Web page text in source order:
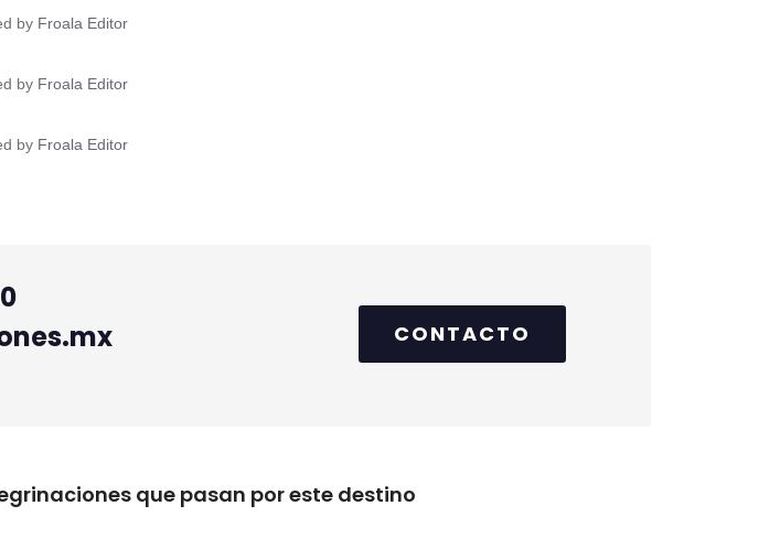
by Froala Editor
by Froala Editor
by Froala Editor
CONTACTO
que pasan por este destino